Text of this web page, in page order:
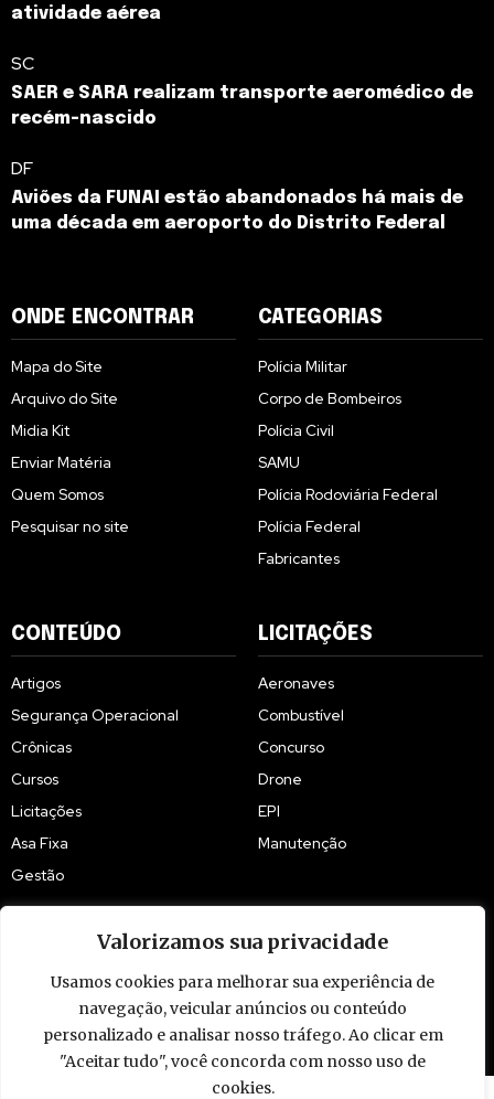
Valorizamos sua privacidade
Usamos cookies para melhorar sua experiência de
navegação, veicular anúncios ou conteúdo
personalizado e analisar nosso tráfego. Ao clicar em
"Aceitar tudo", você concorda com nosso uso de
cookies.
atividade aérea
SC
SAER e SARA realizam transporte aeromédico de
recém-nascido
DF
Aviões da FUNAI estão abandonados há mais de
uma década em aeroporto do Distrito Federal
ONDE ENCONTRAR
Mapa do Site
Arquivo do Site
Midia Kit
Enviar Matéria
Quem Somos
Pesquisar no site
CATEGORIAS
Polícia Militar
Corpo de Bombeiros
Polícia Civil
SAMU
Polícia Rodoviária Federal
Polícia Federal
Fabricantes
CONTEÚDO
Artigos
Segurança Operacional
Crônicas
Cursos
Licitações
Asa Fixa
Gestão
LICITAÇÕES
Aeronaves
Combustível
Concurso
Drone
EPI
Manutenção
© 2009 - 2026 Piloto Policial. Todos os direitos reservados. Brasil.